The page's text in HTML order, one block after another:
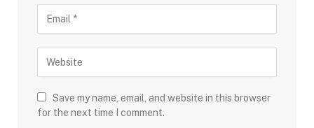
Save my name, email, and website in this browser
for the next time I comment.